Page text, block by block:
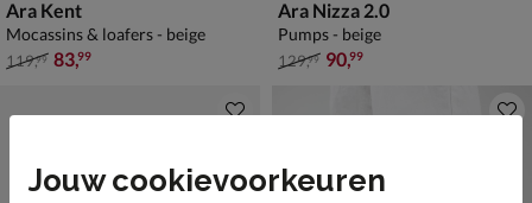
Ara Kent
Mocassins & loafers - beige
van € 119,99 voor € 83,99
119,99 83,99
Ara Nizza 2.0
Pumps - beige
van € 129,99 voor € 90,99
129,99 90,99
Jouw cookievoorkeuren